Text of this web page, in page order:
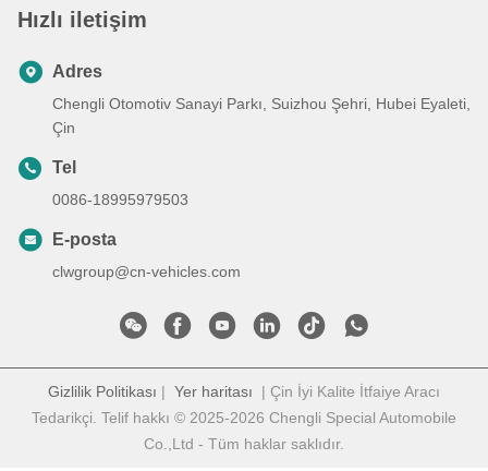
Hızlı iletişim
Adres
Chengli Otomotiv Sanayi Parkı, Suizhou Şehri, Hubei Eyaleti,
Çin
Tel
0086-18995979503
E-posta
clwgroup@cn-vehicles.com
Gizlilik Politikası | Yer haritası | Çin İyi Kalite İtfaiye Aracı
Tedarikçi. Telif hakkı © 2025-2026 Chengli Special Automobile
Co.,Ltd - Tüm haklar saklıdır.